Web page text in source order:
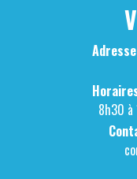
Adresse
8h30 à